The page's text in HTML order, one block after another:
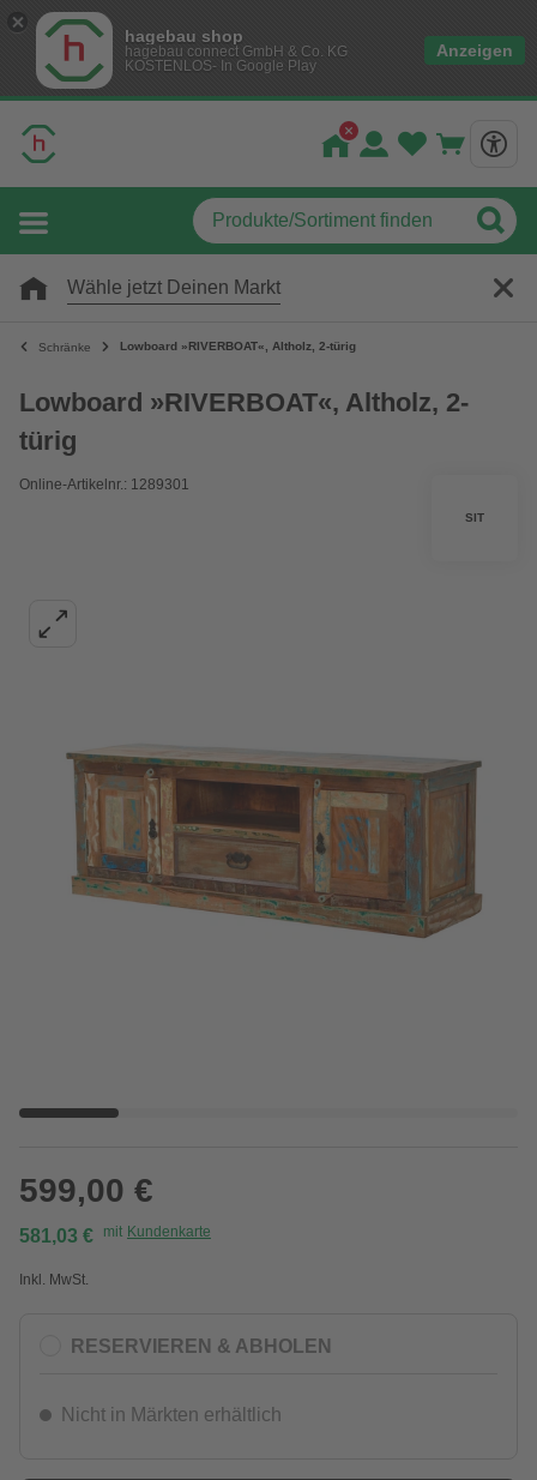
hagebau shop
hagebau connect GmbH & Co. KG
KOSTENLOS- In Google Play
Anzeigen
Wähle jetzt Deinen Markt
Schränke Lowboard »RIVERBOAT«, Altholz, 2-türig
Lowboard »RIVERBOAT«, Altholz, 2-
türig
Online-Artikelnr.: 1289301
SIT
599,00 €
581,03 € mit Kundenkarte
Inkl. MwSt.
RESERVIEREN & ABHOLEN
Nicht in Märkten erhältlich